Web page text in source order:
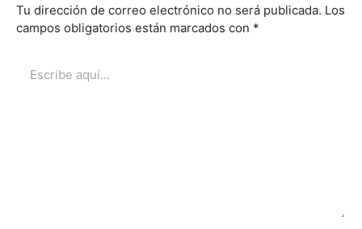
Tu dirección de correo electrónico no será publicada. Los
campos obligatorios están marcados con *
aquí...